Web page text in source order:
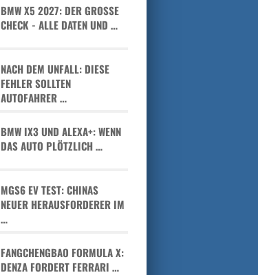
BMW X5 2027: DER GROSSE C
HECK - ALLE DATEN UND …
NACH DEM UNFALL: DIESE
FEHLER SOLLTEN
AUTOFAHRER …
BMW IX3 UND ALEXA+: WENN
DAS AUTO PLÖTZLICH …
MGS6 EV TEST: CHINAS
NEUER HERAUSFORDERER IM
…
FANGCHENGBAO FORMULA X:
DENZA FORDERT FERRARI …